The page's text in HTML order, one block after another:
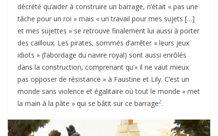
décrété qu’aider à construire un barrage, n’était « pas une
tâche pour un roi » mais « un travail pour mes sujets […]
et mes sujettes » se retrouve finalement lui aussi à porter
des cailloux. Les pirates, sommés d’arrêter « leurs jeux
idiots » (l’abordage du navire royal) sont aussi enrôlés
dans la construction, comprenant qu’« il ne vaut mieux
pas opposer de résistance » à Faustine et Lily. C’est un
monde sans violence et égalitaire où tout le monde « met
la main à la pâte » qui se bâtit sur ce barrage2.